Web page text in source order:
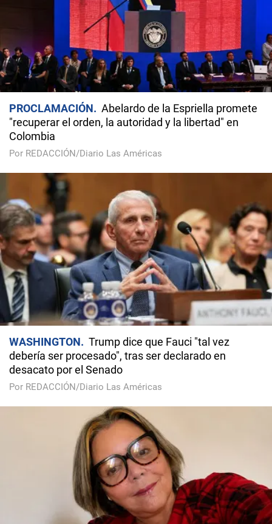
PROCLAMACIÓN
Abelardo de la Espriella promete
"recuperar el orden, la autoridad y la libertad" en
Colombia
Por REDACCIÓN/Diario Las Américas
WASHINGTON
Trump dice que Fauci "tal vez
debería ser procesado", tras ser declarado en
desacato por el Senado
Por REDACCIÓN/Diario Las Américas